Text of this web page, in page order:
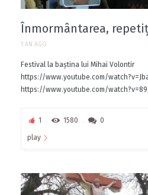
Înmormântarea,
1 AN AGO
Festival la baștina lui Mihai Volontir
https://www.youtube.com/
https://www.youtube.com/
1 1580 0
play